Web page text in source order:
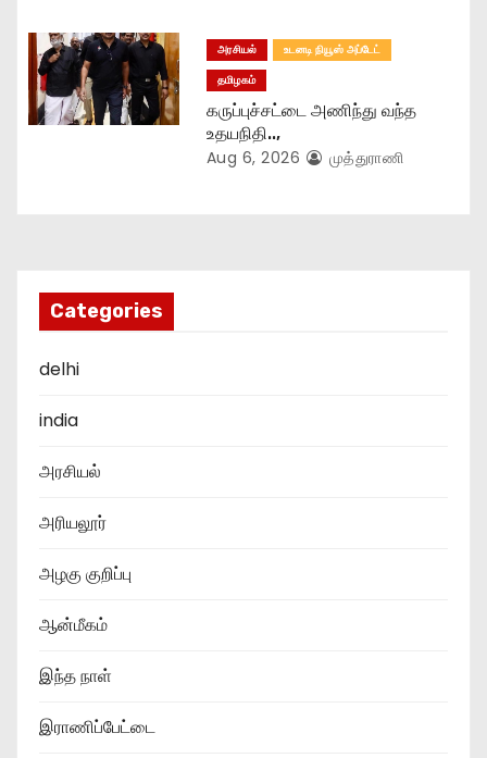
அரசியல்
உடனடி நியூஸ் அப்டேட்
தமிழகம்
கருப்புச்சட்டை அணிந்து வந்த
உதயநிதி..,
Aug 6, 2026 முத்துராணி
Categories
delhi
india
அரசியல்
அரியலூர்
அழகு குறிப்பு
ஆன்மீகம்
இந்த நாள்
இராணிப்பேட்டை